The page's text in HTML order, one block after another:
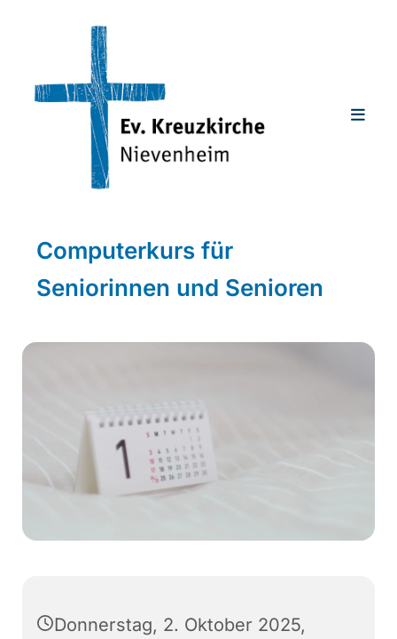
Computerkurs für
Seniorinnen und Senioren
Donnerstag, 2. Oktober 2025,